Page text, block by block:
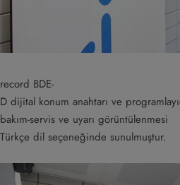
record BDE-
D dijital konum anahtarı ve
bakım-servis ve uyarı görüntülenmesi
Türkçe dil seçeneğinde sunulmuştur.